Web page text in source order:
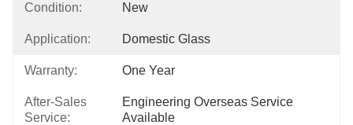
Condition: New
Application: Domestic Glass
Warranty: One Year
After-Sales
Service:
Engineering Overseas Service
Available